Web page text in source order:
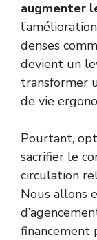
augmenter
denses
devient un
transformer
de vie
Pourtant,
sacrifier le
circulation
Nous allons
financement